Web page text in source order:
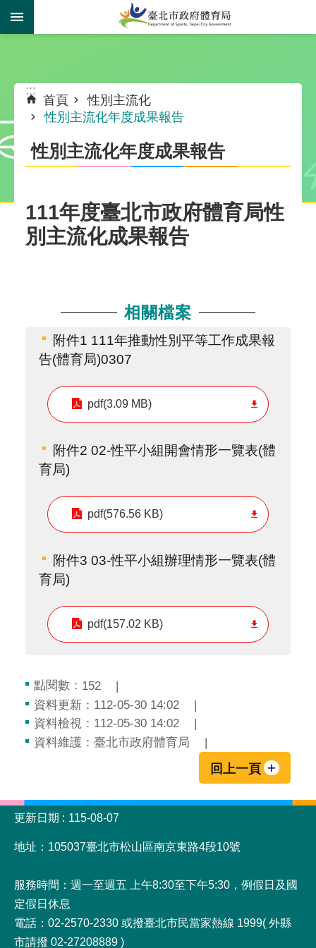
跳到主要內容區塊
:::
首頁
性別主流化
性別主流化年度成果報告
性別主流化年度成果報告
111年度臺北市政府體育局性
別主流化成果報告
相關檔案
附件1 111年推動性別平等工作成果報
告(體育局)0307
pdf(3.09 MB)
附件2 02-性平小組開會情形一覽表(體
育局)
pdf(576.56 KB)
附件3 03-性平小組辦理情形一覽表(體
育局)
pdf(157.02 KB)
點閱數： 152
資料更新：112-05-30 14:02
資料檢視：112-05-30 14:02
資料維護：臺北市政府體育局
回上一頁
:::
更新日期
115-08-07
地址：105037臺北市松山區南京東路4段10號
服務時間：週一至週五 上午8:30至下午5:30，例假日及國
定假日休息
電話：02-2570-2330 或撥臺北市民當家熱線 1999( 外縣
市請撥 02-27208889 )